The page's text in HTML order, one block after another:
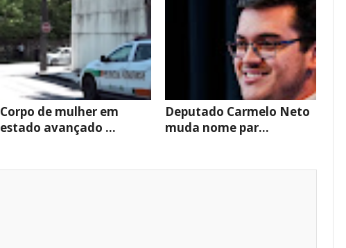
Corpo de mulher em
estado avançado ...
Deputado Carmelo Neto
muda nome par...